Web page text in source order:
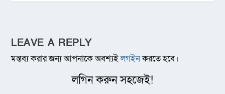
LEAVE A REPLY
মন্তব্য করার জন্য আপনাকে অবশ্যইলগইনকরতে হবে।
লগিন করুন সহজেই!